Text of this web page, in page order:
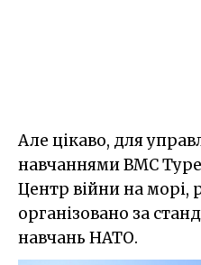
Але цікаво, для
навчаннями ВМС
Центр війни на морі,
організовано за
навчань НАТО.